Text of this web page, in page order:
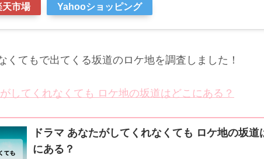
天市場 Yahooショッピング
てもで出てくる坂道のロケ地を調査しました！
してくれなくても ロケ地の坂道はどこにある？
ドラマ あなたがしてくれなくても ロケ地の坂道
にある？